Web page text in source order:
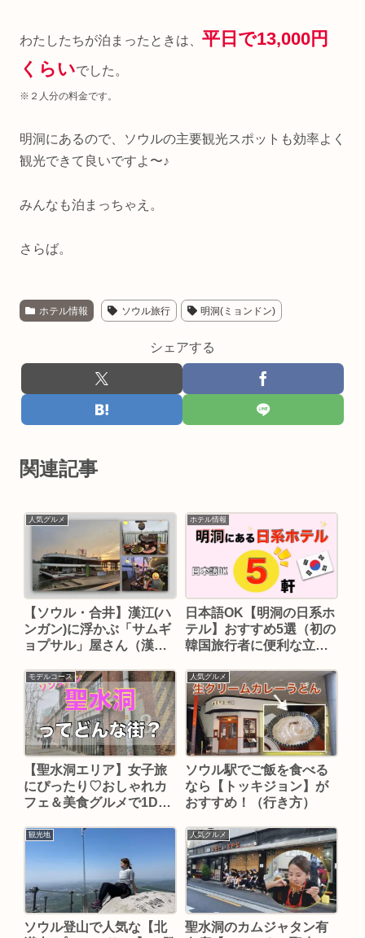
わたしたちが泊まったときは、 平日で13,000円
くらいでした。
※２人分の料金です。
明洞にあるので、ソウルの主要観光スポットも効率よく
観光できて良いですよ〜♪
みんなも泊まっちゃえ。
さらば。
ホテル情報 ソウル旅行 明洞(ミョンドン)
シェアする
関連記事
人気グルメ
【ソウル・合井】漢江(ハ
ンガン)に浮かぶ「サムギ
ョプサル」屋さん（漢江
ホテル情報
日本語OK【明洞の日系ホ
テル】おすすめ5選（初の
韓国旅行者に便利な立
モデルコース
【聖水洞エリア】女子旅
にぴったり♡おしゃれカ
フェ＆美食グルメで1Day
人気グルメ
ソウル駅でご飯を食べる
なら【トッキジョン】が
おすすめ！（行き方）
観光地
ソウル登山で人気な【北
人気グルメ
聖水洞のカムジャタン有